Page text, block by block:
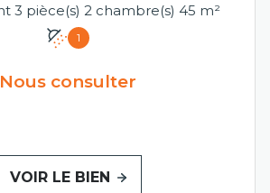
Appartement 3 pièce(s) 2 chambre(s) 45 m²
1
Nous consulter
VOIR LE BIEN